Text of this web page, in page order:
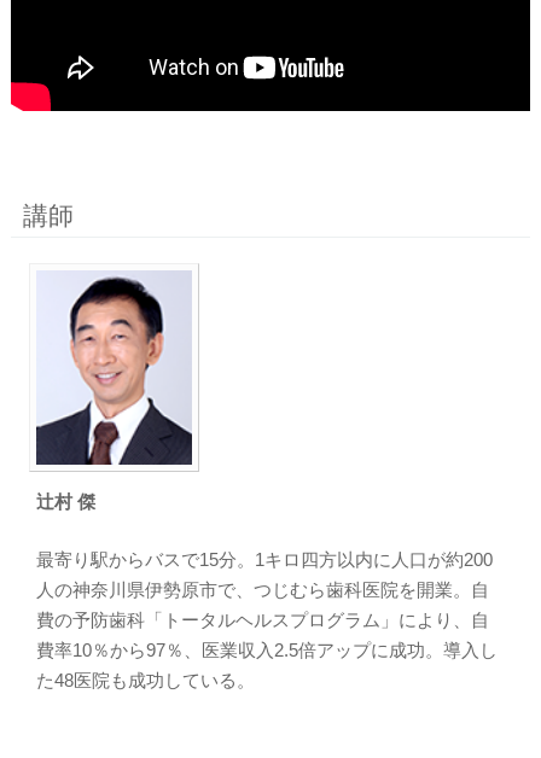
講師
辻村 傑
最寄り駅からバスで15分。1キロ四方以内に人口が約200
人の神奈川県伊勢原市で、つじむら歯科医院を開業。自
費の予防歯科「トータルヘルスプログラム」により、自
費率10％から97％、医業収入2.5倍アップに成功。導入し
た48医院も成功している。